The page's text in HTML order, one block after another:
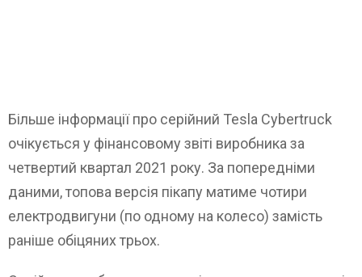
Більше інформації про серійний Tesla Cybertruck
очікується у фінансовому звіті виробника за
четвертий квартал 2021 року. За попередніми
даними, топова версія пікапу матиме чотири
електродвигуни (по одному на колесо) замість
раніше обіцяних трьох.